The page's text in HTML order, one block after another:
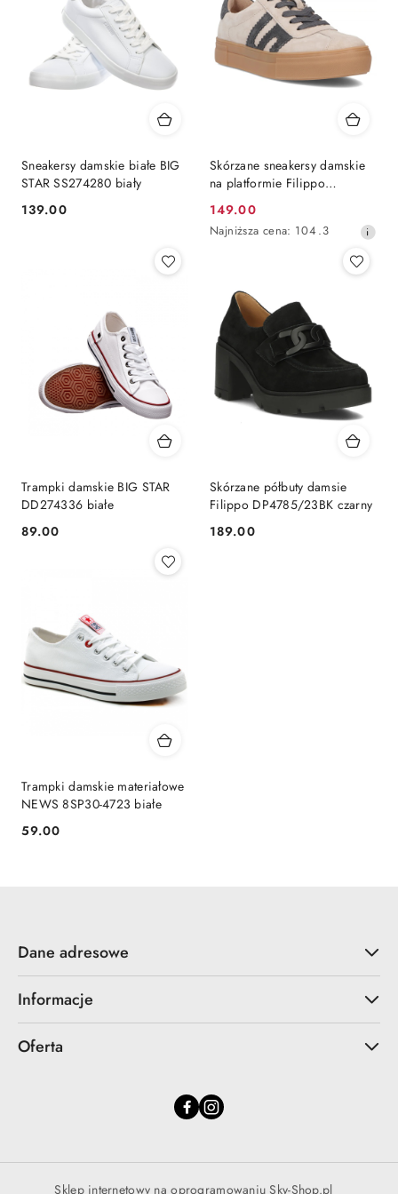
Sneakersy damskie białe BIG
STAR SS274280 biały
Cena:
139.00
Skórzane sneakersy damskie
na platformie Filippo
DP6798/25 BE GR beż
Cena
promocyjna:
149.00
Najniższa
przed
obniżką
Najniższa cena: 104.3
Trampki damskie BIG STAR
DD274336 białe
Cena:
89.00
Skórzane półbuty damsie
Filippo DP4785/23BK czarny
Cena:
189.00
Trampki damskie materiałowe
NEWS 8SP30-4723 białe
Cena:
59.00
Dane adresowe
Informacje
Oferta
Sklep internetowy na oprogramowaniu Sky-Shop.pl